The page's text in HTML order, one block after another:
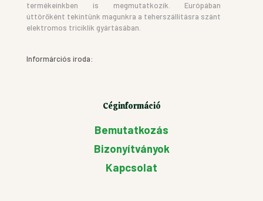
termékeinkben is megmutatkozik. Európában
úttörőként tekintünk magunkra a teherszállításra szánt
elektromos triciklik gyártásában.
Informárciós iroda:
Céginformáció
Bemutatkozás
Bizonyítványok
Kapcsolat